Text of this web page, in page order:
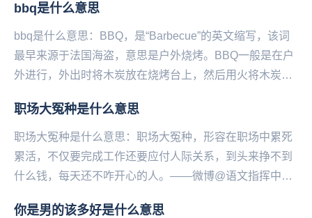
说...
bbq是什么意思
bbq是什么意思：BBQ，是“Barbecue”的英文缩写，该词
最早来源于法国海盗，意思是户外烧烤。BBQ一般是在户
外进行，外出时将木炭放在烧烤台上，然后用火将木炭点
职场大冤种是什么意思
职场大冤种是什么意思：职场大冤种，形容在职场中累死
累活，不仅要完成工作还要应付人际关系，到头来挣不到
什么钱，每天还不咋开心的人。——微博@语文指挥中
你是男的该多好是什么意思